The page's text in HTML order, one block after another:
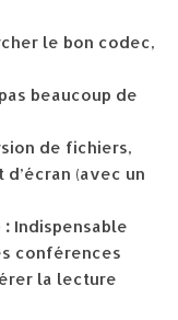
le bon codec,
beaucoup de
de fichiers,
(avec un
: Indispensable
conférences
la lecture